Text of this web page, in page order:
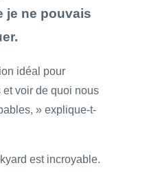
je ne pouvais
idéal pour
voir de quoi nous
» explique-t-
est incroyable.